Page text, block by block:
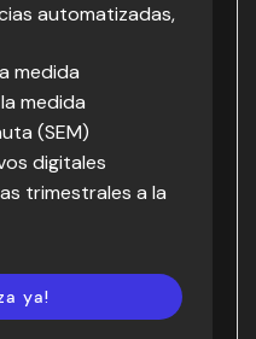
automatizadas,
medida
medida
(SEM)
digitales
trimestrales a la
ya!